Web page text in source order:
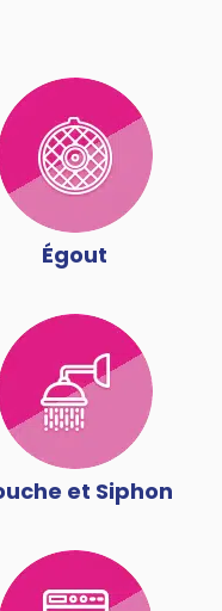
Égout
et Siphon